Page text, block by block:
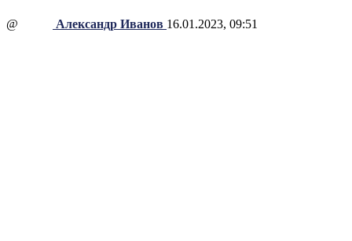
@ Александр Иванов 16.01.2023, 09:51